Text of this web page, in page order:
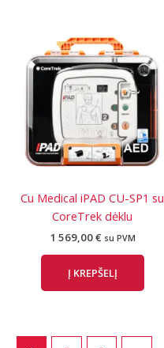
Cu Medical iPAD CU-SP1 su
CoreTrek dėklu
1 569,00€ su PVM
Į KREPŠELĮ